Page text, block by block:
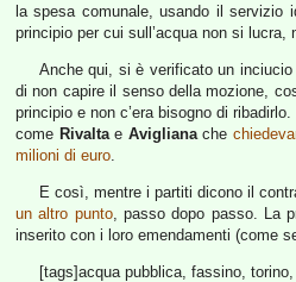
la spesa comunale, usando il
principio per cui sull’acqua non si
Anche qui, si è verificato un
di non capire il senso della mozione,
principio e non c’era bisogno di
come Rivaltae Aviglianache
milioni di euro.
E così, mentre i partiti dicono il
un altro punto, passo dopo passo. La
inserito con i loro emendamenti (come
[tags]acqua pubblica, fassino,